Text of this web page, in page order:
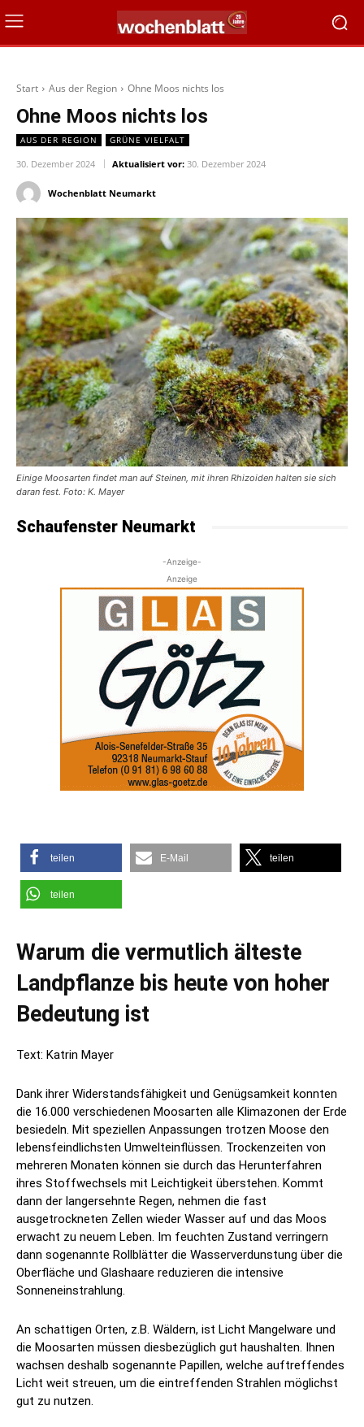
Start Aus der Region Ohne Moos nichts los
Ohne Moos nichts los
AUS DER REGION GRÜNE VIELFALT
30. Dezember 2024 Aktualisiert vor: 30. Dezember 2024
Wochenblatt Neumarkt
Einige Moosarten findet man auf Steinen, mit ihren Rhizoiden halten sie sich
daran fest. Foto: K. Mayer
Schaufenster Neumarkt
-Anzeige-
Anzeige
teilen E-Mail teilen
teilen
Warum die vermutlich älteste
Landpflanze bis heute von hoher
Bedeutung ist
Text: Katrin Mayer
Dank ihrer Widerstandsfähigkeit und Genügsamkeit konnten
die 16.000 verschiedenen Moosarten alle Klimazonen der Erde
besiedeln. Mit speziellen Anpassungen trotzen Moose den
lebensfeindlichsten Umwelteinflüssen. Trockenzeiten von
mehreren Monaten können sie durch das Herunterfahren
ihres Stoffwechsels mit Leichtigkeit überstehen. Kommt
dann der langersehnte Regen, nehmen die fast
ausgetrockneten Zellen wieder Wasser auf und das Moos
erwacht zu neuem Leben. Im feuchten Zustand verringern
dann sogenannte Rollblätter die Wasserverdunstung über die
Oberfläche und Glashaare reduzieren die intensive
Sonneneinstrahlung.
An schattigen Orten, z.B. Wäldern, ist Licht Mangelware und
die Moosarten müssen diesbezüglich gut haushalten. Ihnen
wachsen deshalb sogenannte Papillen, welche auftreffendes
Licht weit streuen, um die eintreffenden Strahlen möglichst
gut zu nutzen.